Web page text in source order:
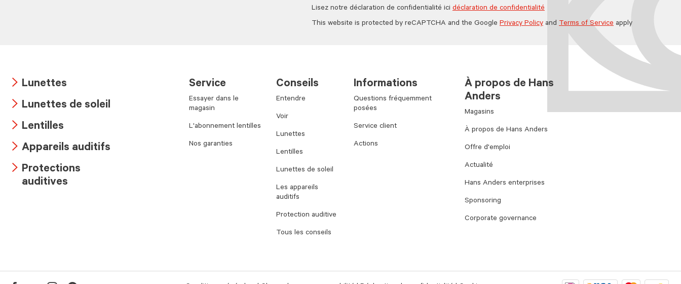
Lisez notre déclaration de confidentialité ici déclaration de confidentialité
This website is protected by reCAPTCHA and the Google Privacy Policy and Terms of Service apply
icon
Lunettes
icon
Lunettes de soleil
icon
Lentilles
icon
Appareils auditifs
Arrow
Protections
auditives
Service
Essayer dans le
magasin
L'abonnement lentilles
Nos garanties
Conseils
Entendre
Voir
Lunettes
Lentilles
Lunettes de soleil
Les appareils
auditifs
Protection auditive
Tous les conseils
Informations
Questions fréquemment
posées
Service client
Actions
À propos de Hans
Anders
Magasins
À propos de Hans Anders
Offre d'emploi
Actualité
Hans Anders enterprises
Sponsoring
Corporate governance